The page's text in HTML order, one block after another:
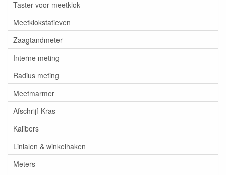
Taster voor meetklok
Meetklokstatieven
Zaagtandmeter
Interne meting
Radius meting
Meetmarmer
Afschrijf-Kras
Kalibers
Linialen & winkelhaken
Meters